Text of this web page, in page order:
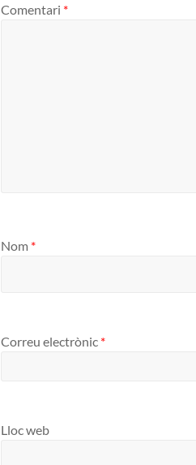
Comentari *
Nom *
Correu electrònic *
Lloc web